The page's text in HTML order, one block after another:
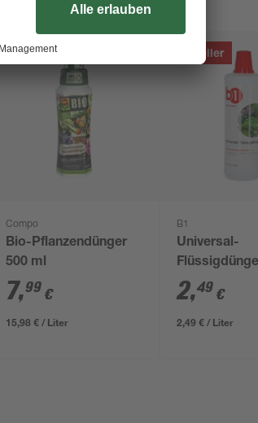
Compo
Bio-Pflanzendünger
500 ml
7,99 €
15,98 € / Liter
Bestseller
B1
Universal-
2,49 €
2,49 € / Liter